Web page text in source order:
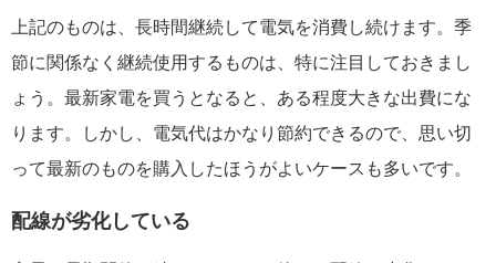
上記のものは、長時間継続して電気を消費し続けます。季
節に関係なく継続使用するものは、特に注目しておきまし
ょう。最新家電を買うとなると、ある程度大きな出費にな
ります。しかし、電気代はかなり節約できるので、思い切
って最新のものを購入したほうがよいケースも多いです。
配線が劣化している